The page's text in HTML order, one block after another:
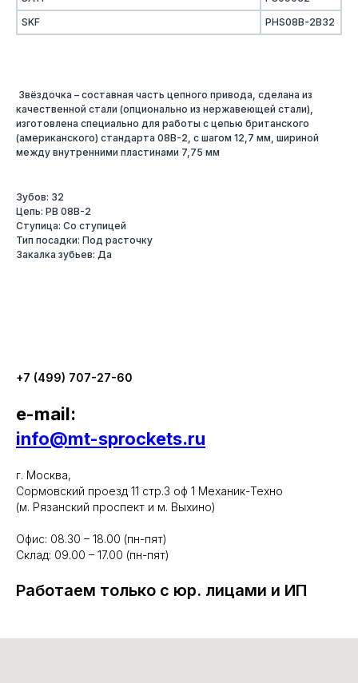
SKF
PHS08B-2B32
Звёздочка – составная часть цепного привода, сделана из
качественной стали (опционально из нержавеющей стали),
изготовлена специально для работы с цепью британского
(американского) стандарта 08B-2, с шагом 12,7 мм, шириной
между внутренними пластинами 7,75 мм
Зубов: 32
Цепь: PB 08B-2
Ступица: Со ступицей
Тип посадки: Под расточку
Закалка зубьев: Да
+7 (499) 707-27-60
e-mail:
info@mt-sprockets.ru
г. Москва,
Сормовский проезд 11 стр.3 оф 1 Механик-Техно
(м. Рязанский проспект и м. Выхино)
Офис: 08.30 – 18.00 (пн-пят)
Склад: 09.00 – 17.00 (пн-пят)
Работаем только с юр. лицами и ИП